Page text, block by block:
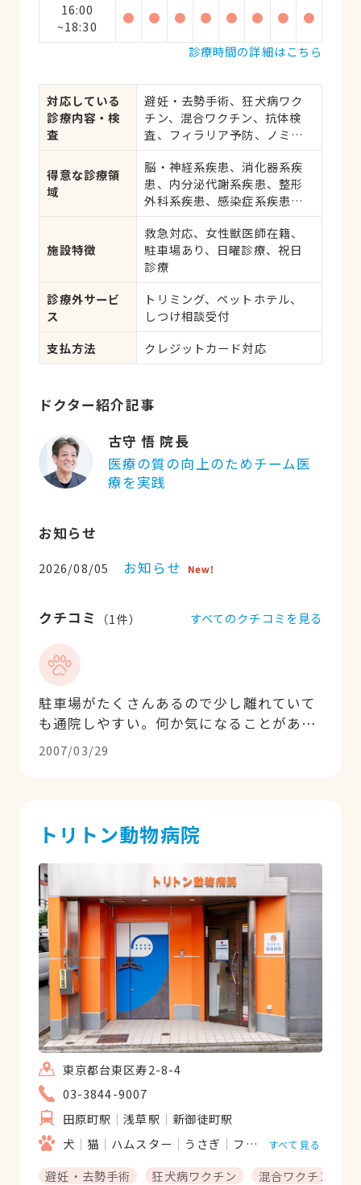
16:00
~18:30
● ● ● ● ● ● ●
●
診療時間の詳細はこちら
対応している
診療内容・検
査
避妊・去勢手術、狂犬病ワク
チン、混合ワクチン、抗体検
査、フィラリア予防、ノミ・
応、健康診断、各種検査、外
科手術
得意な診療領
域
脳・神経系疾患、消化器系疾
患、内分泌代謝系疾患、整形
外科系疾患、感染症系疾患、
肝・胆・すい臓系疾患、血
液・免疫系疾患、耳系疾患、
皮膚系疾患、呼吸器系疾患、
疾患、腫瘍・がん、アレルギ
ー、歯と口腔系疾患
施設特徴
救急対応、女性獣医師在籍、
駐車場あり、日曜診療、祝日
診療
診療外サービ
ス
トリミング、ペットホテル、
しつけ相談受付
支払方法
クレジットカード対応
ドクター紹介記事
古守 悟 院長
医療の質の向上のためチーム医
療を実践
お知らせ
2026/08/05 お知らせ
クチコミ （1件）
駐車場がたくさんあるので少し離れていて
も通院しやすい。何か気になることがある
と、電話で相談にのってくれるし、対応も
よくて丁寧なので、お気に入りの病院で
たまにポニーが外にいて、触れ合うことも
できるし、子供も大喜び！院長先生は午前
中しか居ないのが残念だけど、院長先生筆
頭にスタッフの皆さんが気さくで明るい方
ばかりなのでついつい話が弾んでしまいま
す。
2007/03/29
すべてのクチコミを見る
トリトン動物病院
東京都台東区寿2-8-4
03-3844-9007
田原町駅
浅草駅
新御徒町駅
犬
猫 ハムスター うさぎ フェレット ハリネズ
すべて見る
避妊・去勢手術 狂犬病ワクチン 混合ワクチン